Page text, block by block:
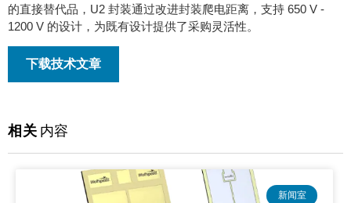
的直接替代品，U2 封装通过改进封装爬电距离，支持 650 V -
1200 V 的设计，为既有设计提供了采购灵活性。
下载技术文章
相关 内容
新闻室